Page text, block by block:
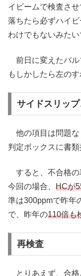
イビームで検査さ
落ちたら必ずハイ
わけでもないみたい
前日に変えたバル
もしかしたら左の
サイドスリッ
他の項目は問題な
判定ボックスに書類
すると、不合格の
今回の場合、 HCが
準は300ppmで昨年
で、昨年の110倍も
再検査
とりあえず、合格